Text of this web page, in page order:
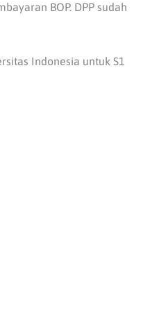
BOP. DPP sudah
Indonesia untuk S1